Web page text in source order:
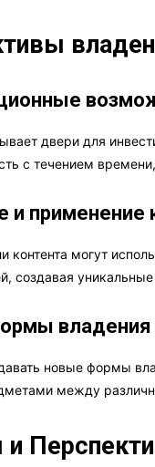
двери для
с течением
и применение
контента могут
создавая
владения
новые формы
между